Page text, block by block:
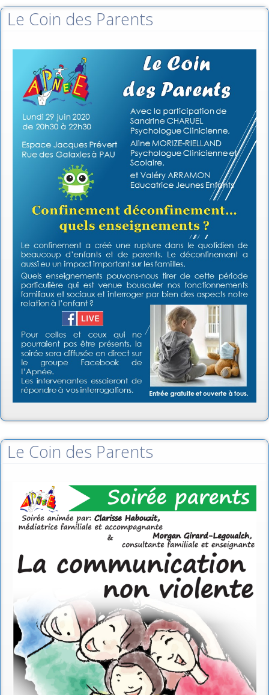
Le Coin des Parents
Le Coin des Parents